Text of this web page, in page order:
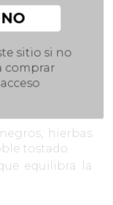
y estilo
hierbas
tostado.
equilibra la
NO
sitio si no
comprar